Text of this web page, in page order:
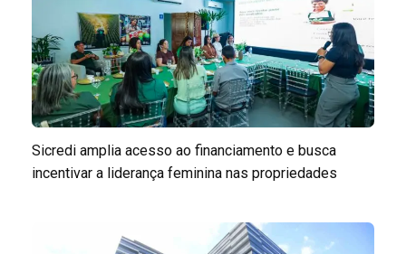
Sicredi amplia acesso ao financiamento e busca
incentivar a liderança feminina nas propriedades